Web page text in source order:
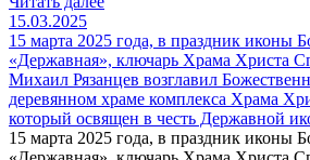
15.03.2025
15 марта 2025 года, в праздник иконы
«Державная», ключарь Храма Христа
Михаил Рязанцев возглавил
деревянном храме комплекса Храма
который освящен в честь Державной
15 марта 2025 года, в праздник иконы